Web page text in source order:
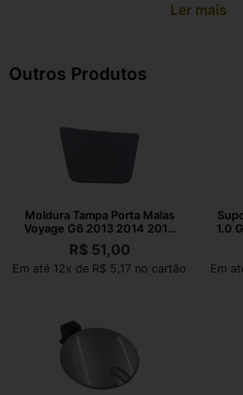
Ler mais
Outros Produtos
Moldura Tampa Porta Malas
Voyage G6 2013 2014 2015
2016
R$51,00
Em até 12x de R$ 5,17 no cartão
1.0
Em